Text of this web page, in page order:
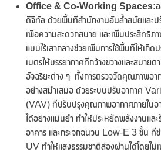
Office & Co-Working Spaces:
ดิจิทัล ด้วยพื้นที่สำนักงานอันล้ำสมัยและป
เพื่อความสะดวกสบาย และเพิ่มประสิทธิภ
แบบไร้เสากลางช่วยเพิ่มการใช้พื้นที่ให้เกิ
เมตรให้บรรยากาศที่กว้างขวางและสบาย
อัจฉริยะต่าง ๆ ทั้งการตรวจวัดคุณภาพอา
อย่างสม่ำเสมอ ด้วยระบบปรับอากาศ
(VAV) ที่ปรับปรุงคุณภาพอากาศภายในอ
ได้อย่างแม่นยำ ทำให้ประหยัดพลังงานแล
อาคาร และกระจกฉนวน Low-E 3 ชั้น ที่
UV ทำให้แสงธรรมชาติส่องผ่านได้โดยไ